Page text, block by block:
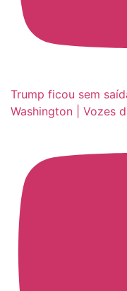
Trump ficou sem
Washington | Vozes